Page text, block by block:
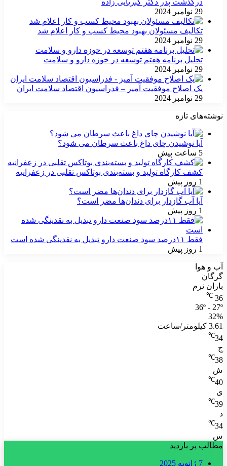
29 نوامبر 2024
تکالیف مسئولان بهبود محیط کسب و کار اعلام شد
29 نوامبر 2024
تحلیل برنامه هفتم توسعه در حوزه دارو و سلامت
29 نوامبر 2024
یک اصلاح موفقیت آمیز – فدراسیون اقتصاد سلامت ایران
29 نوامبر 2024
نوشته‌های تازه
آیا نوشیدن چای داغ باعث سرطان می شود؟
5 ساعت پیش
کشف کارگاه تولید و بسته‌بندی بوتاکس تقلبی در زعفرانیه
1 روز پیش
آیا آب گازدار برای دندان‌ها مضر است؟
1 روز پیش
فقط ۱۱‌درصد سود صنعت دارو تبدیل به نقدینگی شده است
1 روز پیش
آب و هوا
گرگان
باران نرم
36
℃
36º - 27º
32%
3.61 کیلومتر/ساعت
34
℃
ج
38
℃
ش
40
℃
ی
39
℃
د
34
℃
س
مطالب پر بازدید
7 ژانویه 2025